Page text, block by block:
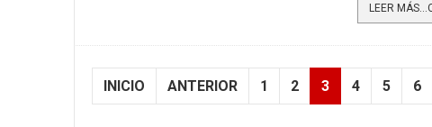
INICIO ANTERIOR 1 2 3 4 5 6